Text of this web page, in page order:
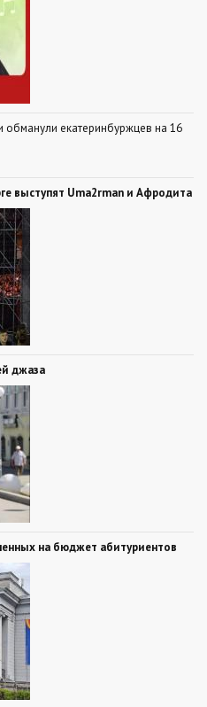
екатеринбуржцев на 16
выступят Uma2rman и Афродита
джаза
на бюджет абитуриентов